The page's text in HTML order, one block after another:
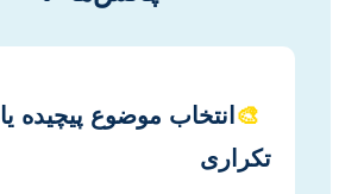
🎨 انتخاب موضوع پیچیده یا
تکراری